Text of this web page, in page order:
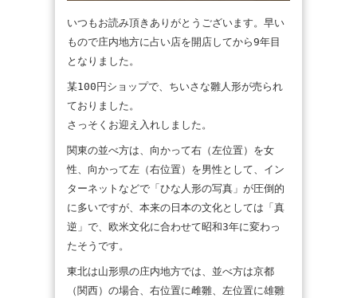
いつもお読み頂きありがとうございます。早い
もので庄内地方に占い店を開店してから9年目
となりました。
某100円ショップで、ちいさな雛人形が売られ
ておりました。
さっそくお迎え入れしました。
関東の並べ方は、向かって右（左位置）を女
性、向かって左（右位置）を男性として、イン
ターネットなどで「ひな人形の写真」が圧倒的
に多いですが、本来の日本の文化としては「真
逆」で、欧米文化に合わせて昭和3年に変わっ
たそうです。
東北は山形県の庄内地方では、並べ方は京都
（関西）の場合、右位置に雌雛、左位置に雄雛